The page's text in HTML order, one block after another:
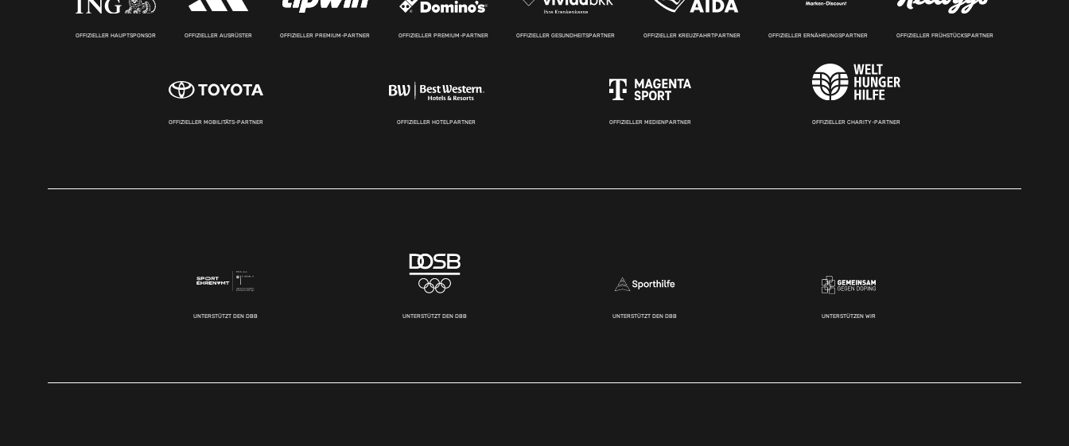
OFFIZIELLER HAUPTSPONSOR OFFIZIELLER AUSRÜSTER OFFIZIELLER PREMIUM-PARTNER OFFIZIELLER PREMIUM-PARTNER OFFIZIELLER GESUNDHEITSPARTNER OFFIZIELLER KREUZFAHRTPARTNER OFFIZIELLER ERNÄHRUNGSPARTNER OFFIZIELLER FRÜHSTÜCKSPARTNER
OFFIZIELLER MOBILITÄTS-PARTNER OFFIZIELLER HOTELPARTNER OFFIZIELLER MEDIENPARTNER OFFIZIELLER CHARITY-PARTNER
UNTERSTÜTZT DEN DBB UNTERSTÜTZT DEN DBB UNTERSTÜTZT DEN DBB UNTERSTÜTZEN WIR